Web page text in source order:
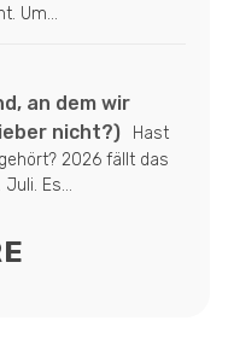
Um...
an dem wir
nicht?)
Hast
2026 fällt das
Es...